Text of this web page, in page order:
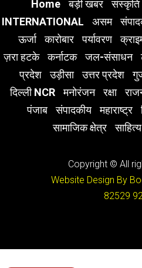
Home बड़ी खबर संस्कृति
INTERNATIONAL
असम
ऊर्जा
कारोबार पर्यावरण
ज़रा हटके
कर्नाटक जल-संसाधन
प्रदेश
उड़ीसा उत्तर प्रदेश
दिल्ली NCR
मनोरंजन रक्षा
पंजाब
संपादकीय महाराष्ट्र
सामाजिक क्षेत्र
साहित्य
Copyright © All
Website Design By
82529